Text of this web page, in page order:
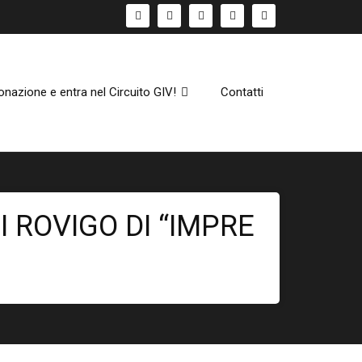
e entra nel Circuito GIV! Contatti
ROVIGO DI “IMPRE